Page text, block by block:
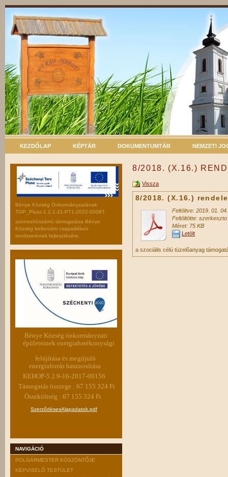
KEZDŐLAP KÉPTÁR DOKUMENTUMTÁR NEMZETI
Bénye Község Önkormányzatának
TOP_Plusz-1.2.1-21-PT1-2022-00087.
azonosítószámú támogatása Bénye
Község belterületi csapadékvíz
rendszerének fejlesztésére.
Bénye Község önkormányzati
épületeinek energiahatékonysági
felújítása és megújuló
energiaforrás hasznosítása
KEHOP-5.2.9-16-2017-00156
Támogatás összege : 67 155 324 Ft
Összköltség : 67 155 324 Ft
SzerződésesAlapadatok.pdf
NAVIGÁCIÓ
POLGÁRMESTER KÖSZÖNTŐJE
KÉPVISELŐ TESTÜLET
8/2018. (X.16.)
Vissza
8/2018. (X.16.)
Feltöltve: 2019. 01. 04.
Feltöltötte: szerkeszto
Méret: 75 KB
Letölt
a szociális célú tüzelőanyag